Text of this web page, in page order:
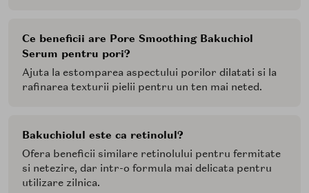
Ce beneficii are Pore Smoothing Bakuchiol
Serum pentru pori?
Ajuta la estomparea aspectului porilor dilatati si la
rafinarea texturii pielii pentru un ten mai neted.
Bakuchiolul este ca retinolul?
Ofera beneficii similare retinolului pentru fermitate
si netezire, dar intr-o formula mai delicata pentru
utilizare zilnica.